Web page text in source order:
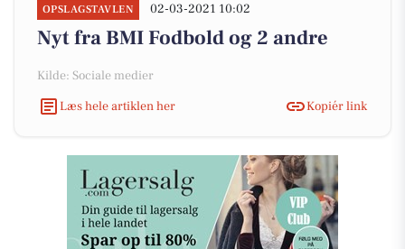
OPSLAGSTAVLEN 02-03-2021 10:02
Nyt fra BMI Fodbold og 2 andre
Kilde: Sociale medier
Læs hele artiklen her
Kopiér link